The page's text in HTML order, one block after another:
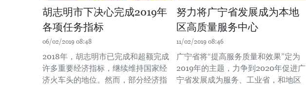
胡志明市下决心完成2019年
各项任务指标
06/02/2019 08:48
2018年，胡志明市已完成和超额完成
许多重要经济指标，继续维持国家经
济火车头的地位。然而，部分经济指
努力将广宁省发展成为本地
区高质量服务中心
11/02/2019 08:46
广宁省将“提高服务质量和效果”定为
2019年的主题，力争到2020年促进广
宁省发展成为服务、工业省，和地区